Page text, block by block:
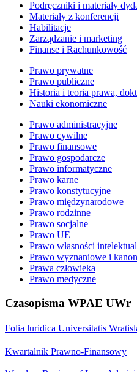
Podręczniki i materiały
Materiały z konferencji
Habilitacje
Zarządzanie i marketing
Finanse i Rachunkowość
Prawo prywatne
Prawo publiczne
Historia i teoria prawa,
Nauki ekonomiczne
Prawo administracyjne
Prawo cywilne
Prawo finansowe
Prawo gospodarcze
Prawo informatyczne
Prawo karne
Prawo konstytucyjne
Prawo międzynarodowe
Prawo rodzinne
Prawo socjalne
Prawo UE
Prawo własności
Prawo wyznaniowe i
Prawa człowieka
Prawo medyczne
Czasopisma WPAE UWr
Folia luridica Universitatis
Kwartalnik Prawno-Finansowy